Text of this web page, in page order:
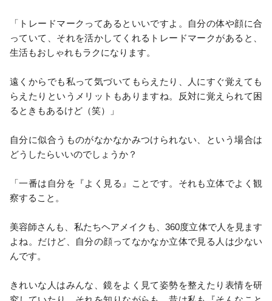
「トレードマークってあるといいですよ。自分の体や顔に合
っていて、それを活かしてくれるトレードマークがあると、
生活もおしゃれもラクになります。
遠くからでも私って気づいてもらえたり、人にすぐ覚えても
らえたりというメリットもありますね。反対に覚えられて困
るときもあるけど（笑）」
自分に似合うものがなかなかみつけられない、という場合は
どうしたらいいのでしょうか？
「一番は自分を『よく見る』ことです。それも立体でよく観
察すること。
美容師さんも、私たちヘアメイクも、360度立体で人を見ます
よね。だけど、自分の顔ってなかなか立体で見る人は少ない
んです。
きれいな人はみんな、鏡をよく見て姿勢を整えたり表情を研